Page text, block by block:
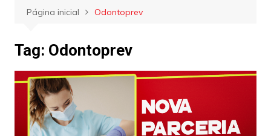
Página inicial Odontoprev
Tag: Odontoprev